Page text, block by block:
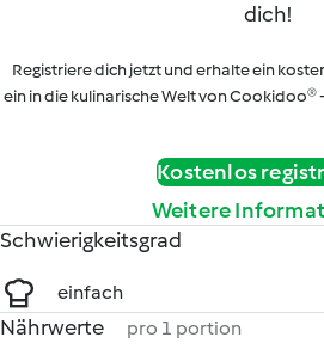
dich!
Registriere dich jetzt und erhalte ein
ein in die kulinarische Welt von Cookidoo®
Kostenlos
Weitere
Schwierigkeitsgrad
einfach
Nährwerte pro 1 portion